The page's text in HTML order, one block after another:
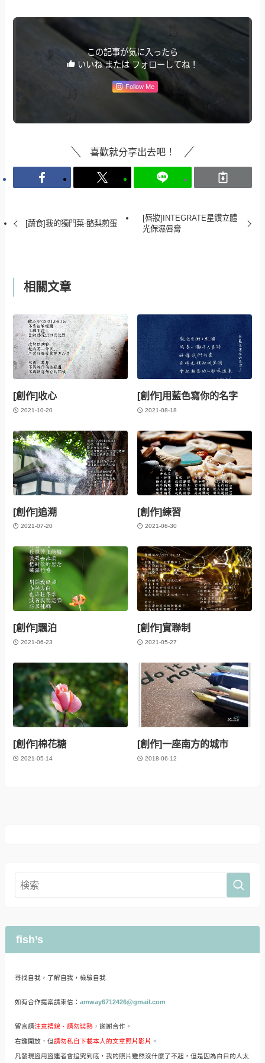
この記事が気に入ったら
いいね または フォローしてね！
Follow Me
喜歡就分享出去吧！
[蔬食]我的獨門菜-酪梨煎蛋
[唇妝]INTEGRATE星鑽立體
光保濕唇膏
相關文章
[創作]收心
2021-10-20
[創作]用藍色寫你的名字
2021-08-18
[創作]追溯
2021-07-20
[創作]練習
2021-06-30
[創作]飄泊
2021-06-23
[創作]實聯制
2021-05-27
[創作]棉花糖
2021-05-14
[創作]一座南方的城市
2018-06-12
fish’s
尋找自我，了解自我，檢驗自我
如有合作提案請來信： amway6712426@gmail.com
留言請注意禮貌、請勿裝熟，謝謝合作。
右鍵開放，但請勿私自下載本人的文章照片影片 。
凡發現盜用盜連者會追究到底，我的照片雖然沒什麼了不起，但是因為白目的人太